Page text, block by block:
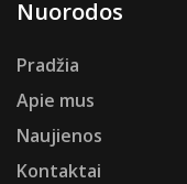
Nuorodos
Pradžia
Apie mus
Naujienos
Kontaktai